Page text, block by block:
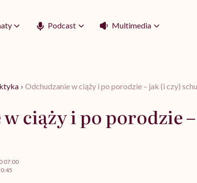
Podcast Multimedia
› Odchudzanie w ciąży i po porodzie – jak (i czy)
ciąży i po porodzie
07:00